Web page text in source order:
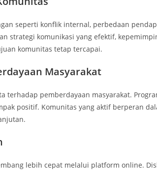
seperti konflik internal, perbedaan
strategi komunikasi yang efektif,
komunitas tetap tercapai.
Masyarakat
terhadap pemberdayaan masyarakat.
positif. Komunitas yang aktif berperan
lebih cepat melalui platform online.